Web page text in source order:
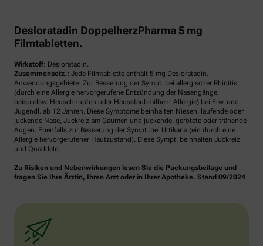
Desloratadin DoppelherzPharma 5 mg
Filmtabletten.
Wirkstoff: Desloratadin.
Zusammensetz.: Jede Filmtablette enthält 5 mg Desloratadin.
Anwendungsgebiete: Zur Besserung der Sympt. bei allergischer Rhinitis
(durch eine Allergie hervorgerufene Entzündung der Nasengänge,
beispielsw. Heuschnupfen oder Hausstaubmilben- Allergie) bei Erw. und
Jugendl. ab 12 Jahren. Diese Symptome beinhalten Niesen, laufende oder
juckende Nase, Juckreiz am Gaumen und juckende, gerötete oder tränende
Augen. Ebenfalls zur Besserung der Sympt. bei Urtikaria (ein durch eine
Allergie hervorgerufener Hautzustand). Diese Sympt. beinhalten Juckreiz
und Quaddeln.
Zu Risiken und Nebenwirkungen lesen Sie die Packungsbeilage und
fragen Sie Ihre Ärztin, Ihren Arzt oder in Ihrer Apotheke. Stand 09/2024